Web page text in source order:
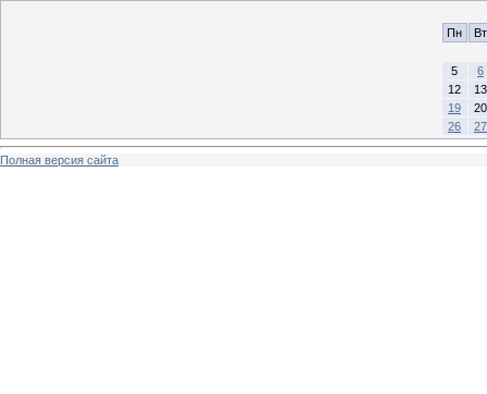
Пн Вт
5
6
12
13
19
20
26
27
Полная версия сайта